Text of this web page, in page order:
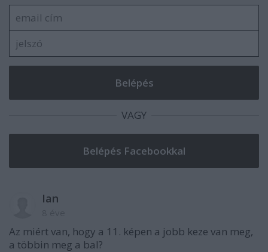
VAGY
Ian
Az miért van, hogy a 11. képen a jobb keze van meg,
a többin meg a bal?